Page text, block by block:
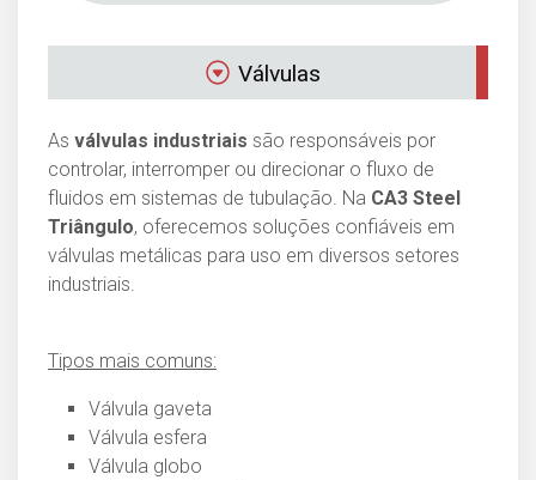
Válvulas
As válvulas industriais são responsáveis por
controlar, interromper ou direcionar o fluxo de
fluidos em sistemas de tubulação. Na CA3 Steel
Triângulo, oferecemos soluções confiáveis em
válvulas metálicas para uso em diversos setores
industriais.
Tipos mais comuns:
Válvula gaveta
Válvula esfera
Válvula globo